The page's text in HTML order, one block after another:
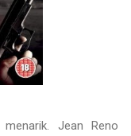
Jean Reno